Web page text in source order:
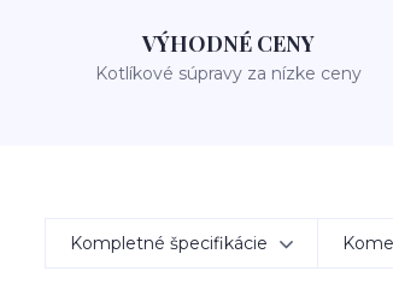
VÝHODNÉ CENY
Kotlíkové súpravy za nízke ceny
Kompletné špecifikácie